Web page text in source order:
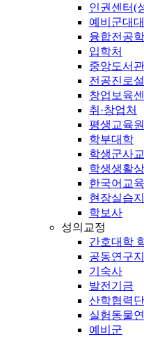
인권센터(
예비군대대
융합전공
입학처
중앙도서관
전공진로
창업보육
취·창업처
평생교육
학부대학
학생군사
학생생활
한국어교
현장실습
학보사
성의교정
간호대학
공동연구
기숙사
발전기금
산학협력단
실험동물
예비군